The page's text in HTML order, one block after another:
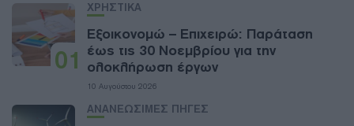
01
ΧΡΗΣΤΙΚΑ
Εξοικονομώ – Επιχειρώ: Παράταση
έως τις 30 Νοεμβρίου για την
ολοκλήρωση έργων
10 Αυγούστου 2026
ΑΝΑΝΕΩΣΙΜΕΣ ΠΗΓΕΣ